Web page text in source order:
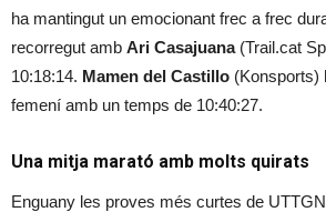
ha mantingut un emocionant frec a frec
recorregut amb Ari Casajuana(Trail.cat
10:18:14. Mamen del Castillo (Konsports)
femení amb un temps de 10:40:27.
Una mitja marató amb molts quirats
Enguany les proves més curtes de